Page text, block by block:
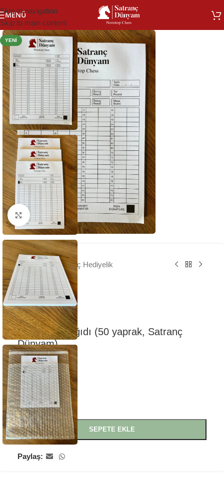
Skip to navigation
Skip to main content
MENÜ
YENI
Büyütmek için tıklayın
Ana Sayfa/ Satranç Hediyelik
Notasyon Kağıdı (50 yaprak, Satranç
Dünyam)
99₺
Stokta
- +
SEPETE EKLE
Paylaş: